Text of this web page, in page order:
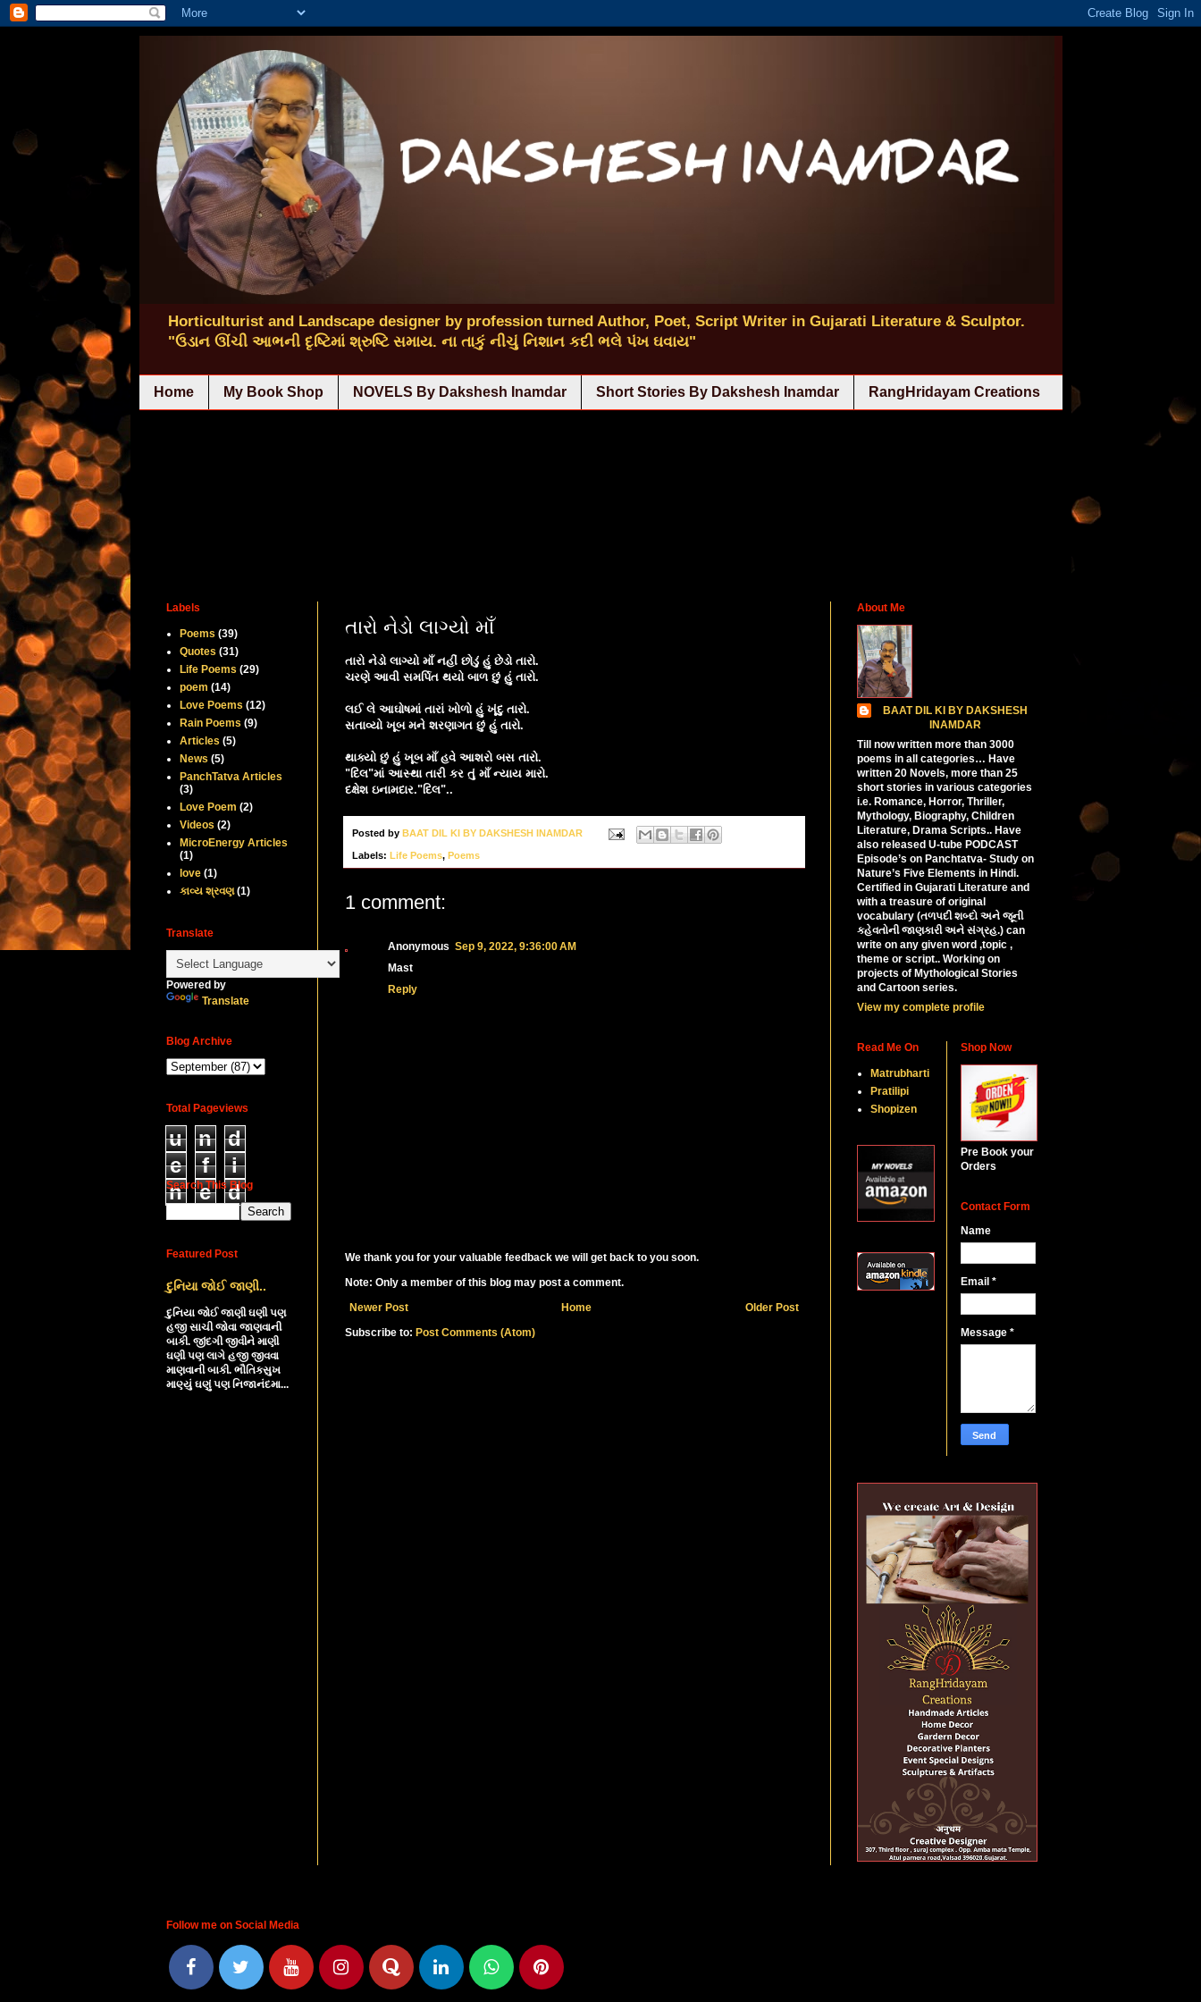
Horticulturist and Landscape designer by profession turned Author, Poet, Script Writer in Gujarati Literature & Sculptor.
"ઉડાન ઊંચી આભની દૃષ્ટિમાં શ્રુષ્ટિ સમાય. ના તાકું નીચું નિશાન કદી ભલે પંખ ઘવાય"
Home My Book Shop NOVELS By Dakshesh Inamdar Short Stories By Dakshesh Inamdar RangHridayam Creations
તારો નેડો લાગ્યો માઁ
તારો નેડો લાગ્યો માઁ નહીં છોડું હું છેડો તારો.
ચરણે આવી સમર્પિત થયો બાળ છું હું તારો.
લઈ લે આઘોષમાં તારાં ખોળો હું ખૂંદુ તારો.
સતાવ્યો ખૂબ મને શરણાગત છું હું તારો.
થાક્યો છું હું ખૂબ માઁ હવે આશરો બસ તારો.
"દિલ"માં આસ્થા તારી કર તું માઁ ન્યાય મારો.
દક્ષેશ ઇનામદાર."દિલ"..
Posted by BAAT DIL KI BY DAKSHESH INAMDAR
Labels: Life Poems, Poems
1 comment:
Anonymous Sep 9, 2022, 9:36:00 AM
Mast
Reply
We thank you for your valuable feedback we will get back to you soon.
Note: Only a member of this blog may post a comment.
Newer Post
Older Post
Home
Subscribe to: Post Comments (Atom)
Labels
Poems (39)
Quotes (31)
Life Poems (29)
poem (14)
Love Poems (12)
Rain Poems (9)
Articles (5)
News (5)
PanchTatva Articles
(3)
Love Poem (2)
Videos (2)
MicroEnergy Articles
(1)
love (1)
કાવ્ય શ્રવણ (1)
Translate
Powered by
Translate
Blog Archive
Total Pageviews
u n
d
e
f
i
n
e d
Search This Blog
Featured Post
દુનિયા જોઈ જાણી..
દુનિયા જોઈ જાણી ઘણી પણ
હજી સાચી જોવા જાણવાની
બાકી. જીંદગી જીવીને માણી
ઘણી પણ લાગે હજી જીવવા
માણવાની બાકી. ભૌતિકસુખ
માણ્યું ઘણું પણ નિજાનંદમા...
About Me
BAAT DIL KI BY DAKSHESH
INAMDAR
Till now written more than 3000
poems in all categories… Have
written 20 Novels, more than 25
short stories in various categories
i.e. Romance, Horror, Thriller,
Mythology, Biography, Children
Literature, Drama Scripts.. Have
also released U-tube PODCAST
Episode’s on Panchtatva- Study on
Nature’s Five Elements in Hindi.
Certified in Gujarati Literature and
with a treasure of original
vocabulary (તળપદી શબ્દો અને જૂની
કહેવતોની જાણકારી અને સંગ્રહ.) can
write on any given word ,topic ,
theme or script.. Working on
projects of Mythological Stories
and Cartoon series.
View my complete profile
Read Me On
Matrubharti
Pratilipi
Shopizen
Shop Now
Pre Book your
Orders
Contact Form
Name
Email *
Message *
Follow me on Social Media